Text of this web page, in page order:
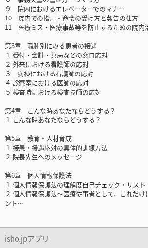
９ 院内におけるエレベーターでのマナー
10 院内での指示・命令の受け方と報告の仕方
11 医療ミス・医療事故等を防止するための院内
第3章 職種別にみる患者の接遇
１ 受付・会計・薬局などの窓口応対
２ 外来における看護師の応対
３ 病棟における看護師の応対
４ 診察室における医師の応対
５ 検査時における検査技師の応対
第4章 こんな時あなたならどうする？
１ こんな時あなたならどうする？
第5章 教育・人材育成
１ 接患・接遇応対の具体的訓練方法
２ 院長先生へのメッセージ
第6章 個人情報保護法
１ 個人情報保護法の理解度自己チェック・リスト
２ 個人情報保護法～医療従事者として，これだけ
ント～
isho.jpアプリ